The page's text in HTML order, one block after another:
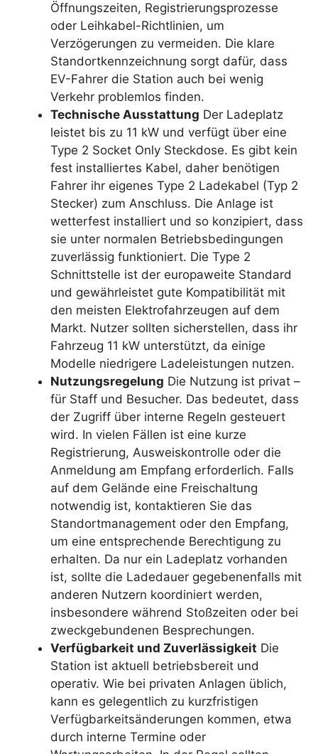
Öffnungszeiten, Registrierungsprozesse
oder Leihkabel-Richtlinien, um
Verzögerungen zu vermeiden. Die klare
Standortkennzeichnung sorgt dafür, dass
EV-Fahrer die Station auch bei wenig
Verkehr problemlos finden.
Technische Ausstattung Der Ladeplatz
leistet bis zu 11 kW und verfügt über eine
Type 2 Socket Only Steckdose. Es gibt kein
fest installiertes Kabel, daher benötigen
Fahrer ihr eigenes Type 2 Ladekabel (Typ 2
Stecker) zum Anschluss. Die Anlage ist
wetterfest installiert und so konzipiert, dass
sie unter normalen Betriebsbedingungen
zuverlässig funktioniert. Die Type 2
Schnittstelle ist der europaweite Standard
und gewährleistet gute Kompatibilität mit
den meisten Elektrofahrzeugen auf dem
Markt. Nutzer sollten sicherstellen, dass ihr
Fahrzeug 11 kW unterstützt, da einige
Modelle niedrigere Ladeleistungen nutzen.
Nutzungsregelung Die Nutzung ist privat –
für Staff und Besucher. Das bedeutet, dass
der Zugriff über interne Regeln gesteuert
wird. In vielen Fällen ist eine kurze
Registrierung, Ausweiskontrolle oder die
Anmeldung am Empfang erforderlich. Falls
auf dem Gelände eine Freischaltung
notwendig ist, kontaktieren Sie das
Standortmanagement oder den Empfang,
um eine entsprechende Berechtigung zu
erhalten. Da nur ein Ladeplatz vorhanden
ist, sollte die Ladedauer gegebenenfalls mit
anderen Nutzern koordiniert werden,
insbesondere während Stoßzeiten oder bei
zweckgebundenen Besprechungen.
Verfügbarkeit und Zuverlässigkeit Die
Station ist aktuell betriebsbereit und
operativ. Wie bei privaten Anlagen üblich,
kann es gelegentlich zu kurzfristigen
Verfügbarkeitsänderungen kommen, etwa
durch interne Termine oder